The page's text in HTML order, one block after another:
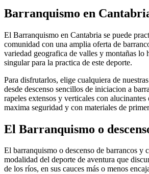
Barranquismo en
El Barranquismo en Cantabria se puede
comunidad con una amplia oferta de
variedad geografica de valles y montañas lo
singular para la practica de este deporte.
Para disfrutarlos, elige cualquiera de
desde descenso sencillos de iniciacion a
rapeles extensos y verticales con alucinantes
maxima seguridad y con materiales de
El Barranquismo o
El barranquismo o descenso de barrancos y
modalidad del deporte de aventura que
de los ríos, en sus cauces más o menos